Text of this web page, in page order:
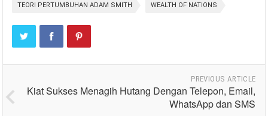
TEORI PERTUMBUHAN ADAM SMITH WEALTH OF NATIONS
PREVIOUS ARTICLE
Kiat Sukses Menagih Hutang Dengan Telepon, Email,
WhatsApp dan SMS